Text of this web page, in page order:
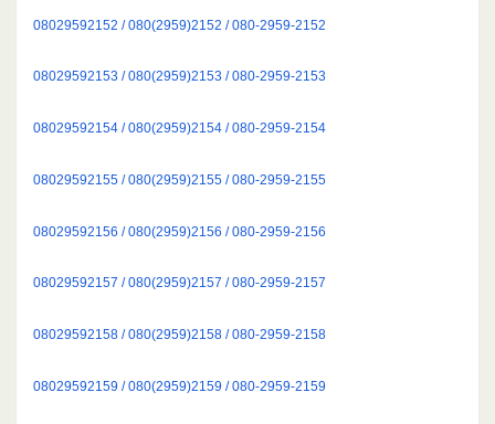
08029592152 / 080(2959)2152 / 080-2959-2152
08029592153 / 080(2959)2153 / 080-2959-2153
08029592154 / 080(2959)2154 / 080-2959-2154
08029592155 / 080(2959)2155 / 080-2959-2155
08029592156 / 080(2959)2156 / 080-2959-2156
08029592157 / 080(2959)2157 / 080-2959-2157
08029592158 / 080(2959)2158 / 080-2959-2158
08029592159 / 080(2959)2159 / 080-2959-2159